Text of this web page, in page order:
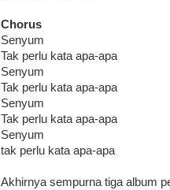
Chorus
Senyum
Tak perlu kata apa-apa
Senyum
Tak perlu kata apa-apa
Senyum
Tak perlu kata apa-apa
Senyum
tak perlu kata apa-apa
Akhirnya sempurna tiga album